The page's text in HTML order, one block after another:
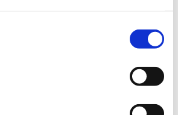
Trichi em acácia-das-espigas: